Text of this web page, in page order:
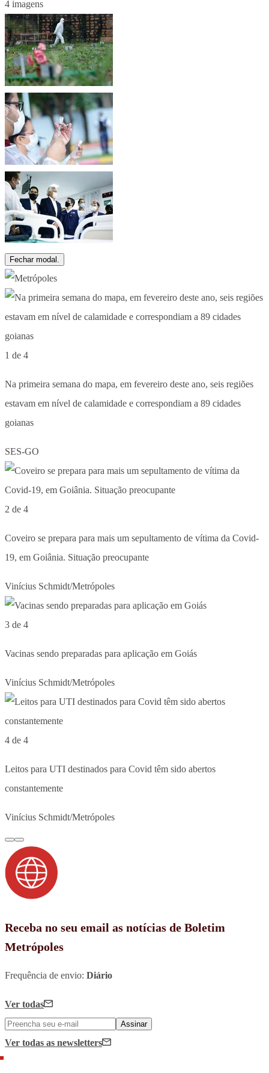
4 imagens
Fechar modal.
1 de 4
Na primeira semana do mapa, em fevereiro deste ano, seis regiões
estavam em nível de calamidade e correspondiam a 89 cidades
goianas
SES-GO
2 de 4
Coveiro se prepara para mais um sepultamento de vítima da Covid-
19, em Goiânia. Situação preocupante
Vinícius Schmidt/Metrópoles
3 de 4
Vacinas sendo preparadas para aplicação em Goiás
Vinícius Schmidt/Metrópoles
4 de 4
Leitos para UTI destinados para Covid têm sido abertos
constantemente
Vinícius Schmidt/Metrópoles
Receba no seu email as notícias de Boletim
Metrópoles
Frequência de envio: Diário
Ver todas
Assinar
Ver todas as newsletters